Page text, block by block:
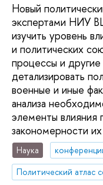
Новый
экспертами НИУ
изучить уровень
и политических
процессы и другие
детализировать
военные и иные
анализа
элементы влияния
закономерности
Наука